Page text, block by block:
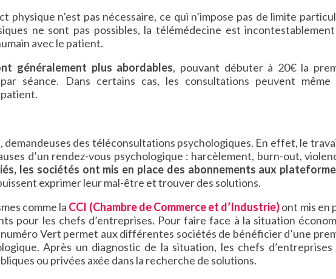
physique n’est pas nécessaire, ce qui n’impose pas de limite
ne sont pas possibles, la télémédecine est
avec le patient.
généralement plus abordables, pouvant débuter à 20€ la
séance. Dans certains cas, les consultations peuvent même
demandeuses des téléconsultations psychologiques. En effet, le
d’un rendez-vous psychologique : harcèlement, burn-out,
les sociétés ont mis en place des abonnements aux
exprimer leur mal-être et trouver des solutions.
comme la CCI (Chambre de Commerce et d’Industrie)ont mis en
pour les chefs d’entreprises. Pour faire face à la situation
Vert permet aux différentes sociétés de bénéficier d’une
Après un diagnostic de la situation, les chefs d’entreprises
ou privées axée dans la recherche de solutions.